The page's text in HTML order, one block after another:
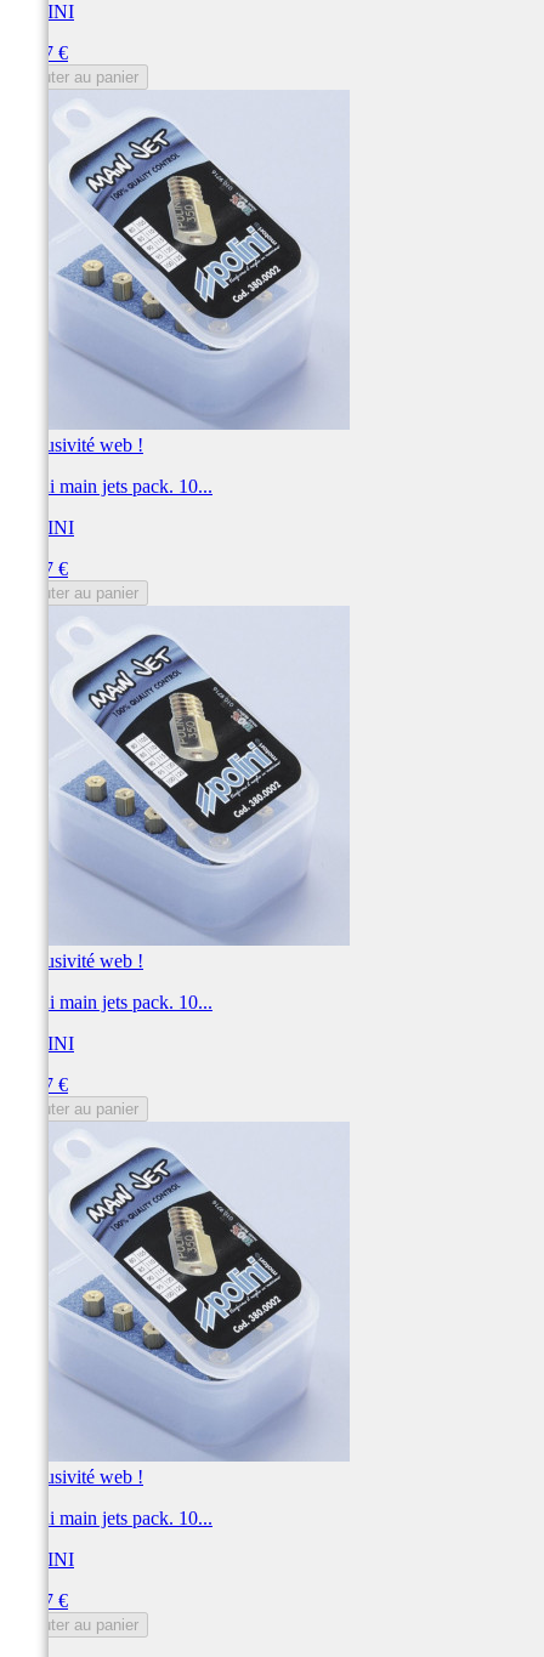
POLINI
44,37 €
Ajouter au panier
Exclusivité web !
Polini main jets pack. 10...
POLINI
44,37 €
Ajouter au panier
Exclusivité web !
Polini main jets pack. 10...
POLINI
44,37 €
Ajouter au panier
Exclusivité web !
Polini main jets pack. 10...
POLINI
44,37 €
Ajouter au panier